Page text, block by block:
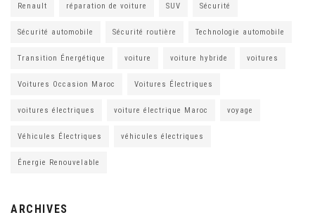
Renault réparation de voiture SUV Sécurité
Sécurité automobile Sécurité routière Technologie automobile
Transition Énergétique voiture voiture hybride voitures
Voitures Occasion Maroc Voitures Électriques
voitures électriques voiture électrique Maroc voyage
Véhicules Électriques véhicules électriques
Énergie Renouvelable
ARCHIVES